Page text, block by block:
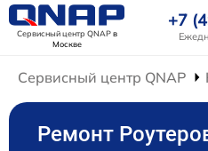
Сервисный центр QNAPв
Москве
+7
Сервисный центр QNAP
Ремонт